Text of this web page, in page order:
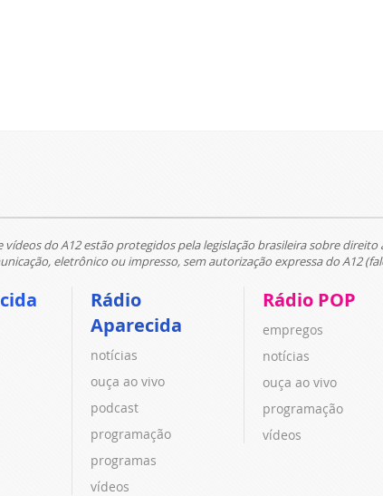
vídeos do A12 estão protegidos pela legislação brasileira sobre direito
eletrônico ou impresso, sem autorização expressa do A12
Rádio
Aparecida
notícias
ouça ao vivo
podcast
programação
programas
vídeos
Rádio POP
empregos
notícias
ouça ao vivo
programação
vídeos